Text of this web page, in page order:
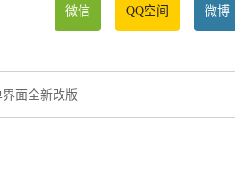
微信 QQ空间 微博
界面全新改版